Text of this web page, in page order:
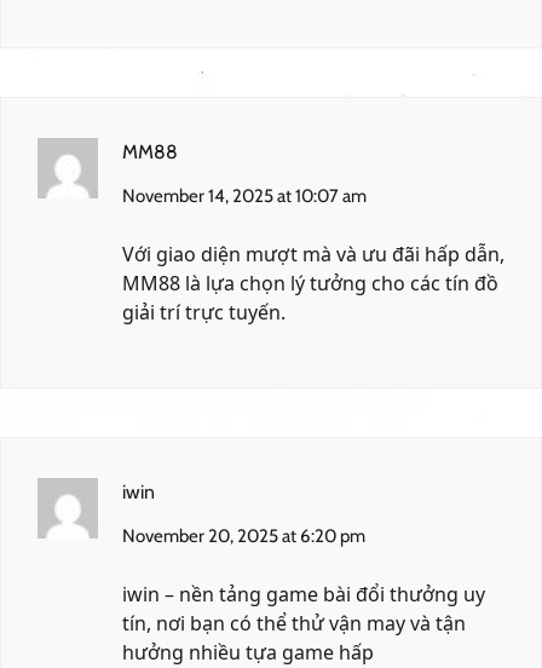
MM88
November 14, 2025 at 10:07 am
Với giao diện mượt mà và ưu đãi hấp dẫn,
MM88 là lựa chọn lý tưởng cho các tín đồ
giải trí trực tuyến.
iwin
November 20, 2025 at 6:20 pm
iwin – nền tảng game bài đổi thưởng uy
tín, nơi bạn có thể thử vận may và tận
hưởng nhiều tựa game hấp